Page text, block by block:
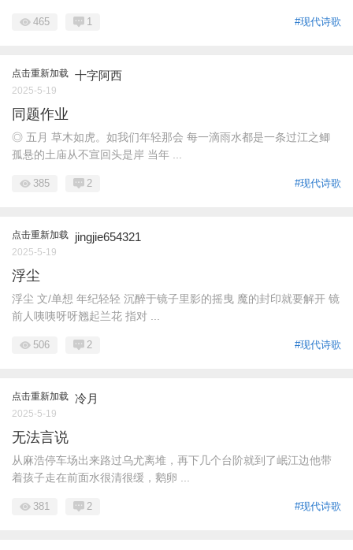
#现代诗歌
465 1
点击重新加载 十字阿西
2025-5-19
同题作业
◎ 五月 草木如虎。如我们年轻那会 每一滴雨水都是一条过江之鲫
孤悬的土庙从不宣回头是岸 当年 ...
#现代诗歌
385 2
点击重新加载 jingjie654321
2025-5-19
浮尘
浮尘 文/单想 年纪轻轻 沉醉于镜子里影的摇曳 魔的封印就要解开 镜
前人咦咦呀呀翘起兰花 指对 ...
#现代诗歌
506 2
点击重新加载 冷月
2025-5-19
无法言说
从麻浩停车场出来路过乌尤离堆，再下几个台阶就到了岷江边他带
着孩子走在前面水很清很缓，鹅卵 ...
#现代诗歌
381 2